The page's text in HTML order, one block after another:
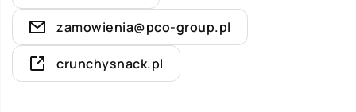
zamowienia@pco-group.pl
crunchysnack.pl